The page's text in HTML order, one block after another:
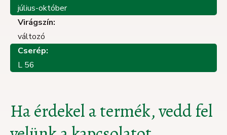
július-október
Virágszín:
változó
Cserép:
L 56
Ha érdekel a termék, vedd fel